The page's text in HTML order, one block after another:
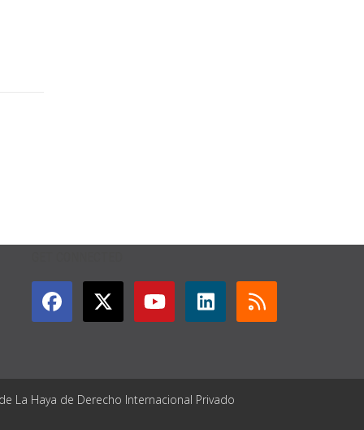
La Haya de Derecho Internacional Privado